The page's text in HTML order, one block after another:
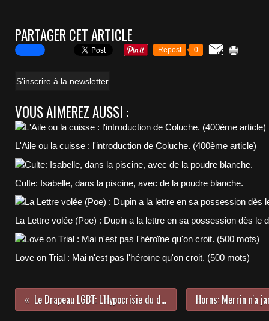
PARTAGER CET ARTICLE
Repost 0
S'inscrire à la newsletter
VOUS AIMEREZ AUSSI :
L'Aile ou la cuisse : l'introduction de Coluche. (400ème article)
Culte: Isabelle, dans la piscine, avec de la poudre blanche.
La Lettre volée (Poe) : Dupin a la lettre en sa possession dès le
Love on Trial : Mai n'est pas l'héroïne qu'on croit. (500 mots)
Le Drapeau LGBT: L'Hypocrisie du design arc-en-ciel.